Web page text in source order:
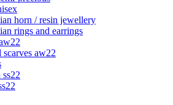
horn / resin jewellery
rings and earrings
aw22